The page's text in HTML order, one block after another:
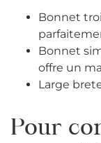
Bonnet
Bonnet
offre un
Large
Pour